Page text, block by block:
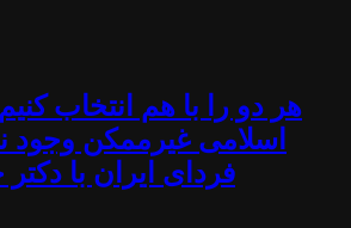
اسلامی غیرممکن وجود
فردای ایران با